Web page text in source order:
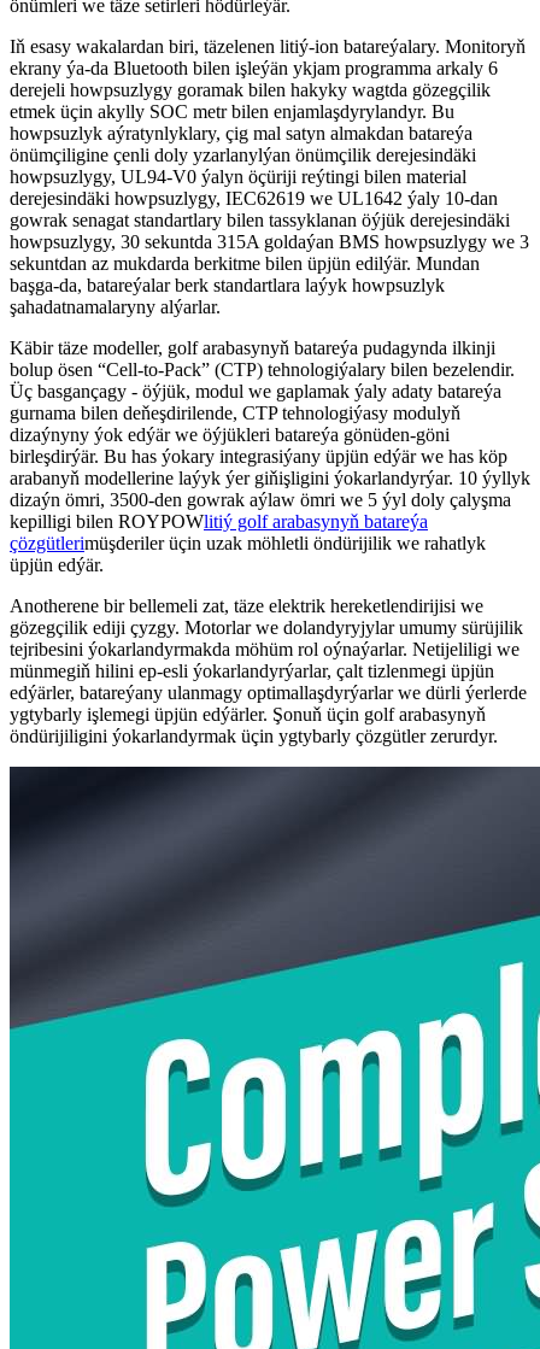
önümleri we täze setirleri hödürleýär.
Iň esasy wakalardan biri, täzelenen litiý-ion batareýalary. Monitoryň
ekrany ýa-da Bluetooth bilen işleýän ykjam programma arkaly 6
derejeli howpsuzlygy goramak bilen hakyky wagtda gözegçilik
etmek üçin akylly SOC metr bilen enjamlaşdyrylandyr. Bu
howpsuzlyk aýratynlyklary, çig mal satyn almakdan batareýa
önümçiligine çenli doly yzarlanylýan önümçilik derejesindäki
howpsuzlygy, UL94-V0 ýalyn öçüriji reýtingi bilen material
derejesindäki howpsuzlygy, IEC62619 we UL1642 ýaly 10-dan
gowrak senagat standartlary bilen tassyklanan öýjük derejesindäki
howpsuzlygy, 30 sekuntda 315A goldaýan BMS howpsuzlygy we 3
sekuntdan az mukdarda berkitme bilen üpjün edilýär. Mundan
başga-da, batareýalar berk standartlara laýyk howpsuzlyk
şahadatnamalaryny alýarlar.
Käbir täze modeller, golf arabasynyň batareýa pudagynda ilkinji
bolup ösen “Cell-to-Pack” (CTP) tehnologiýalary bilen bezelendir.
Üç basgançagy - öýjük, modul we gaplamak ýaly adaty batareýa
gurnama bilen deňeşdirilende, CTP tehnologiýasy modulyň
dizaýnyny ýok edýär we öýjükleri batareýa gönüden-göni
birleşdirýär. Bu has ýokary integrasiýany üpjün edýär we has köp
arabanyň modellerine laýyk ýer giňişligini ýokarlandyrýar. 10 ýyllyk
dizaýn ömri, 3500-den gowrak aýlaw ömri we 5 ýyl doly çalyşma
kepilligi bilen ROYPOWlitiý golf arabasynyň batareýa
çözgütlerimüşderiler üçin uzak möhletli öndürijilik we rahatlyk
üpjün edýär.
Anotherene bir bellemeli zat, täze elektrik hereketlendirijisi we
gözegçilik ediji çyzgy. Motorlar we dolandyryjylar umumy sürüjilik
tejribesini ýokarlandyrmakda möhüm rol oýnaýarlar. Netijeliligi we
münmegiň hilini ep-esli ýokarlandyrýarlar, çalt tizlenmegi üpjün
edýärler, batareýany ulanmagy optimallaşdyrýarlar we dürli ýerlerde
ygtybarly işlemegi üpjün edýärler. Şonuň üçin golf arabasynyň
öndürijiligini ýokarlandyrmak üçin ygtybarly çözgütler zerurdyr.